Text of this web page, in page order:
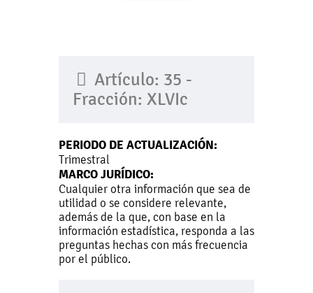
Artículo: 35 -
Fracción: XLVIc
PERIODO DE ACTUALIZACIÓN:
Trimestral
MARCO JURÍDICO:
Cualquier otra información que sea de
utilidad o se considere relevante,
además de la que, con base en la
información estadística, responda a las
preguntas hechas con más frecuencia
por el público.